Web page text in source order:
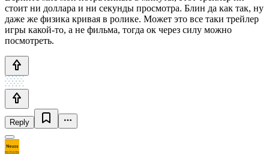
стоит ни доллара и ни секунды просмотра. Блин да как так, ну
даже же физика кривая в ролике. Может это все таки трейлер
игры какой-то, а не фильма, тогда ок через силу можно
посмотреть.
Reply